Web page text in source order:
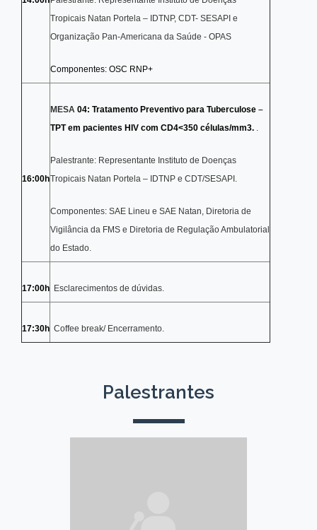
Tropicais Natan Portela – IDTNP, CDT- SESAPI e
Organização Pan-Americana da Saúde - OPAS
Componentes: OSC RNP+
16:00h
MESA 04: Tratamento Preventivo para Tuberculose –
TPT em pacientes HIV com CD4<350 células/mm3. .
Palestrante: Representante Instituto de Doenças
Tropicais Natan Portela – IDTNP e CDT/SESAPI.
Componentes: SAE Lineu e SAE Natan, Diretoria de
Vigilância da FMS e Diretoria de Regulação Ambulatorial
do Estado.
17:00h Esclarecimentos de dúvidas.
17:30h Coffee break/ Encerramento.
Palestrantes